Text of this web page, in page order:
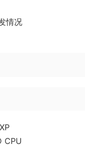
情况
CPU